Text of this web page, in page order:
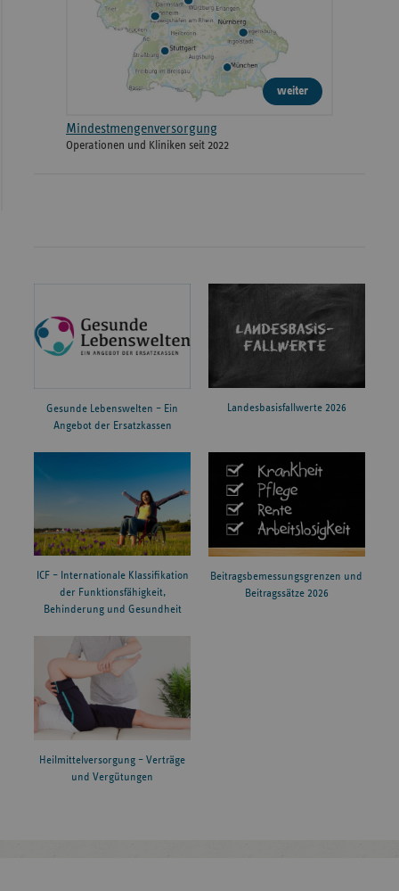
weiter
Mindestmengenversorgung
Operationen und Kliniken seit 2022
Gesunde Lebenswelten – Ein
Angebot der Ersatzkassen
Landesbasisfallwerte 2026
ICF – Internationale Klassifikation
der Funktionsfähigkeit,
Behinderung und Gesundheit
Beitragsbemessungsgrenzen und
Beitragssätze 2026
Heilmittelversorgung – Verträge
und Vergütungen